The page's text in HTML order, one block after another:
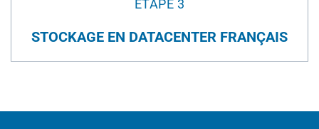
ÉTAPE 3
STOCKAGE EN DATACENTER FRANÇAIS